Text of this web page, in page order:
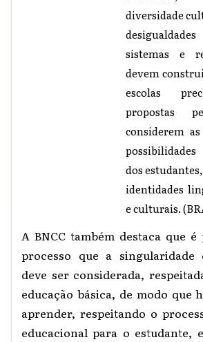
diversidade
sistemas e
devem
escolas
propostas
considerem as
dos
identidades
e culturais.
A BNCC também destaca que
processo que a singularidade
deve ser considerada,
educação básica, de modo que
aprender, respeitando o
educacional para o estudante,